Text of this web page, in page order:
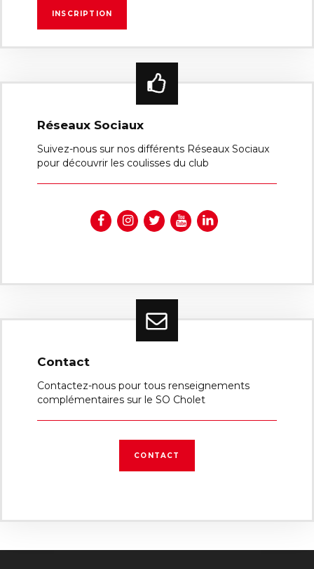
Réseaux Sociaux
Suivez-nous sur nos différents Réseaux Sociaux
pour découvrir les coulisses du club
Contact
Contactez-nous pour tous renseignements
complémentaires sur le SO Cholet
CONTACT